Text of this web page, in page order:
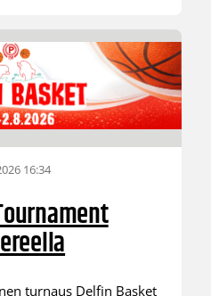
16:34
turnaus Delfin Basket